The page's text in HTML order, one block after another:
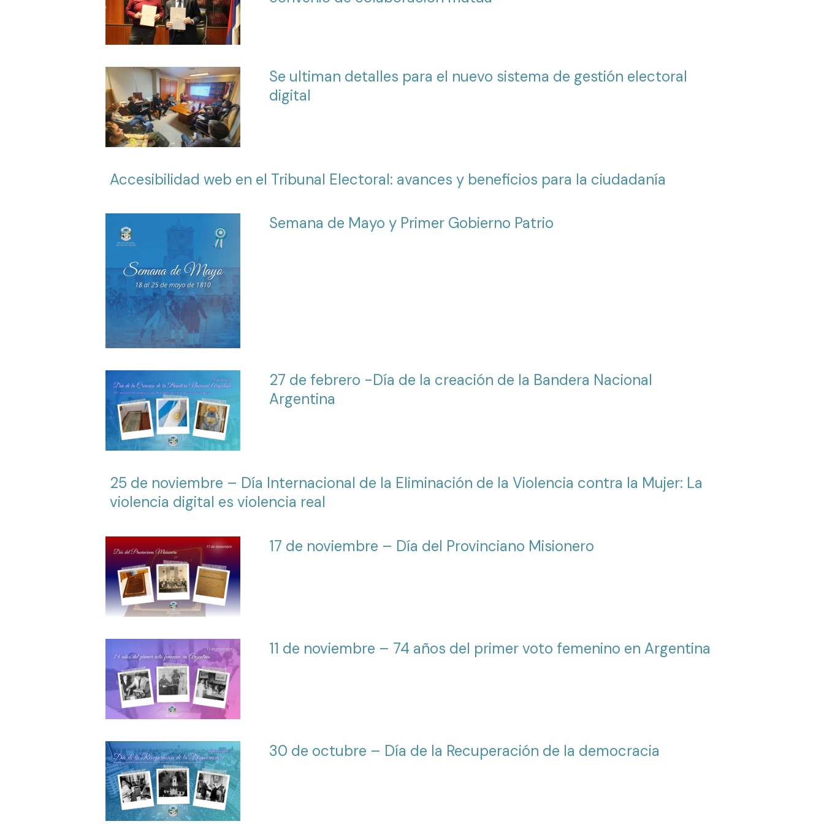
Se ultiman detalles para el nuevo sistema de gestión electoral
digital
Accesibilidad web en el Tribunal Electoral: avances y beneficios para la ciudadanía
Semana de Mayo y Primer Gobierno Patrio
27 de febrero -Día de la creación de la Bandera Nacional
Argentina
25 de noviembre – Día Internacional de la Eliminación de la Violencia contra la Mujer: La
violencia digital es violencia real
17 de noviembre – Día del Provinciano Misionero
11 de noviembre – 74 años del primer voto femenino en Argentina
30 de octubre – Día de la Recuperación de la democracia